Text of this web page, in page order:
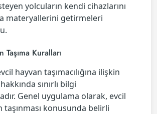
yolcuların kendi cihazlarını
materyallerini getirmeleri
Taşıma Kuralları
hayvan taşımacılığına ilişkin
sınırlı bilgi
Genel uygulama olarak, evcil
taşınması konusunda belirli